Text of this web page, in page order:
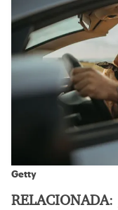
Getty
RELACIONADA: